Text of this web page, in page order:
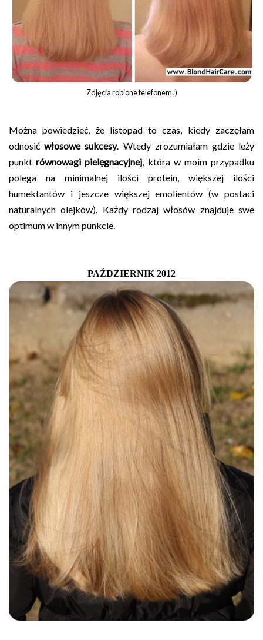
Zdjęcia robione telefonem ;)
Można powiedzieć, że listopad to czas, kiedy zaczęłam
odnosićwłosowe sukcesy. Wtedy zrozumiałam gdzie leży
punktrównowagi pielęgnacyjnej, która w moim przypadku
polega na minimalnej ilości protein, większej ilości
humektantów i jeszcze większej emolientów (w postaci
naturalnych olejków). Każdy rodzaj włosów znajduje swe
optimum w innym punkcie.
PAŹDZIERNIK 2012